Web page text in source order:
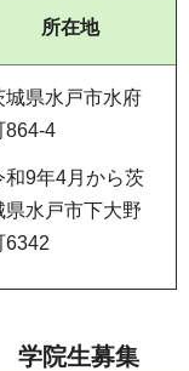
所在地
城県水戸市水府
864-4
和9年4月から茨
県水戸市下大野
6342
学院生募集